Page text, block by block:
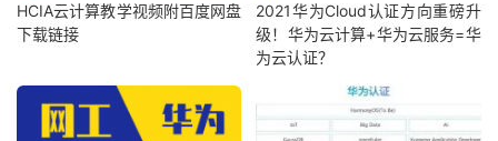
HCIA云计算教学视频附百度网盘
下载链接
2021华为Cloud认证方向重磅升
级！华为云计算+华为云服务=华
为云认证？